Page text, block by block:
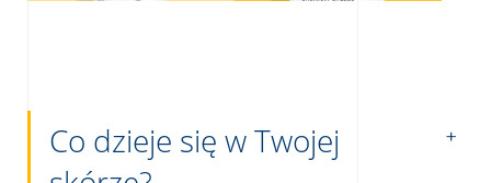
Co dzieje się w Twojej